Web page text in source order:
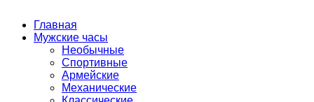
Главная
Мужские часы
Необычные
Спортивные
Армейские
Механические